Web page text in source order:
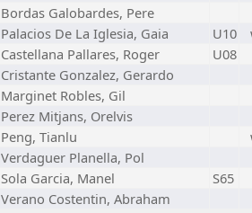
Bordas Galobardes, Pere
Palacios De La Iglesia, Gaia U10
Castellana Pallares, Roger
U08
Cristante Gonzalez, Gerardo
Marginet Robles, Gil
Perez Mitjans, Orelvis
Peng, Tianlu
Verdaguer Planella, Pol
Sola Garcia, Manel
S65
Verano Costentin, Abraham